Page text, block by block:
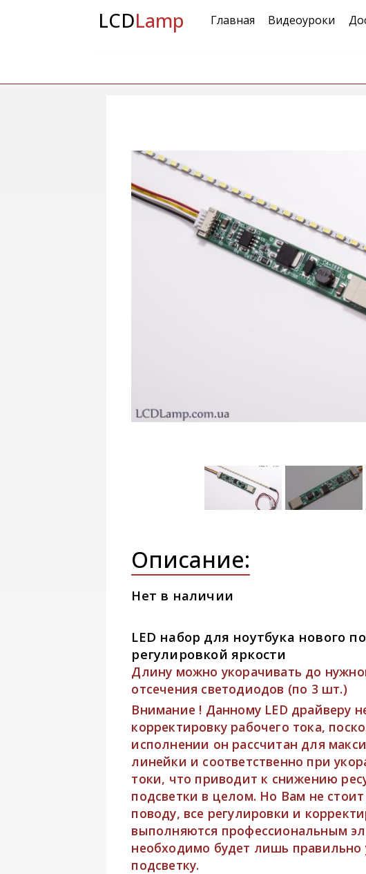
LCDLamp Главная Видеоуроки
Описание:
Нет в наличии
LED набор для ноутбука нового
регулировкой яркости
Длину можно укорачивать до
отсечения светодиодов (по 3 шт.)
Внимание ! Данному LED драйверу
корректировку рабочего тока,
исполнении он рассчитан для
линейки и соответственно при
токи, что приводит к снижению
подсветки в целом. Но Вам не стоит
поводу, все регулировки и
выполняются профессиональным
необходимо будет лишь правильно
подсветку.